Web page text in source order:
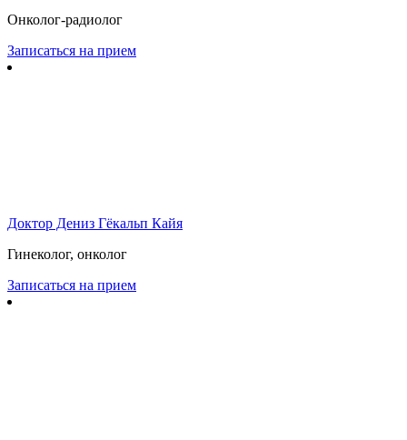
Онколог-радиолог
Записаться на прием
Доктор Дениз Гёкальп Кайя
Гинеколог, онколог
Записаться на прием